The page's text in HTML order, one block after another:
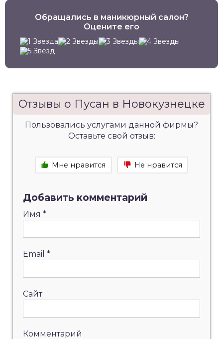
Обращались в маникюрный салон?
Оцените его
Отзывы о Пусан в Новокузнецке
Пользовались услугами данной фирмы?
Оставьте свой отзыв:
Мне нравится Не нравится
Добавить комментарий
Имя *
Email *
Сайт
Комментарий